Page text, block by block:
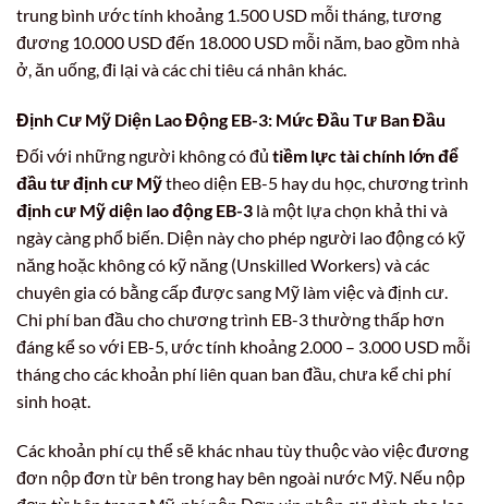
trung bình ước tính khoảng 1.500 USD mỗi tháng, tương
đương 10.000 USD đến 18.000 USD mỗi năm, bao gồm nhà
ở, ăn uống, đi lại và các chi tiêu cá nhân khác.
Định Cư Mỹ Diện Lao Động EB-3: Mức Đầu Tư Ban Đầu
Đối với những người không có đủ tiềm lực tài chính lớn để
đầu tư định cư Mỹtheo diện EB-5 hay du học, chương trình
định cư Mỹ diện lao động EB-3 là một lựa chọn khả thi và
ngày càng phổ biến. Diện này cho phép người lao động có kỹ
năng hoặc không có kỹ năng (Unskilled Workers) và các
chuyên gia có bằng cấp được sang Mỹ làm việc và định cư.
Chi phí ban đầu cho chương trình EB-3 thường thấp hơn
đáng kể so với EB-5, ước tính khoảng 2.000 – 3.000 USD mỗi
tháng cho các khoản phí liên quan ban đầu, chưa kể chi phí
sinh hoạt.
Các khoản phí cụ thể sẽ khác nhau tùy thuộc vào việc đương
đơn nộp đơn từ bên trong hay bên ngoài nước Mỹ. Nếu nộp